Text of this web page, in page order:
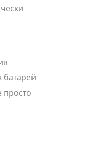
батарей
просто